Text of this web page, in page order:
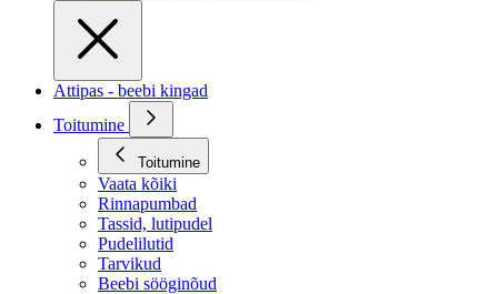
Attipas - beebi kingad
Toitumine
Toitumine
Vaata kõiki
Rinnapumbad
Tassid, lutipudel
Pudelilutid
Tarvikud
Beebi sööginõud